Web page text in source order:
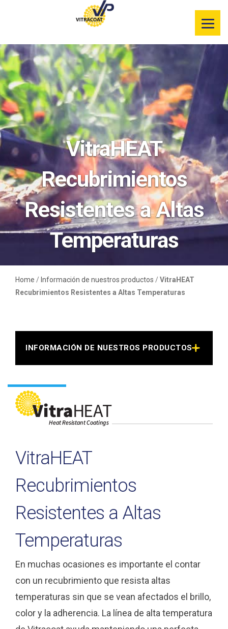
productos
Selector de
color
Servicios
Recursos
Segmentos de
mercado
VitraHEAT
Recubrimientos
Resistentes a Altas
Temperaturas
Home / Información de nuestros productos /VitraHEAT
Recubrimientos Resistentes a Altas Temperaturas
INFORMACIÓN DE NUESTROS PRODUCTOS >
VitraHEAT
Recubrimientos
Resistentes a Altas
Temperaturas
En muchas ocasiones es importante el contar
con un recubrimiento que resista altas
temperaturas sin que se vean afectados el brillo,
color y la adherencia. La línea de alta temperatura